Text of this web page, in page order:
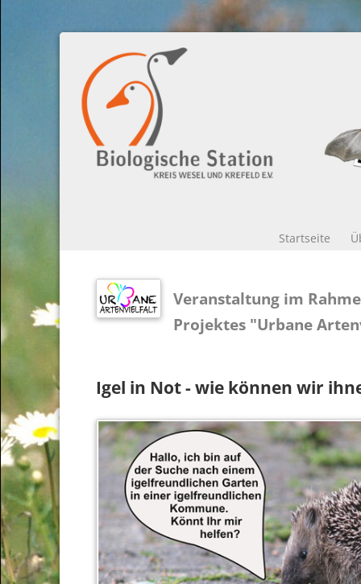
Startseite
Veranstaltung im
Projektes "Urbane
Igel in Not - wie können wir